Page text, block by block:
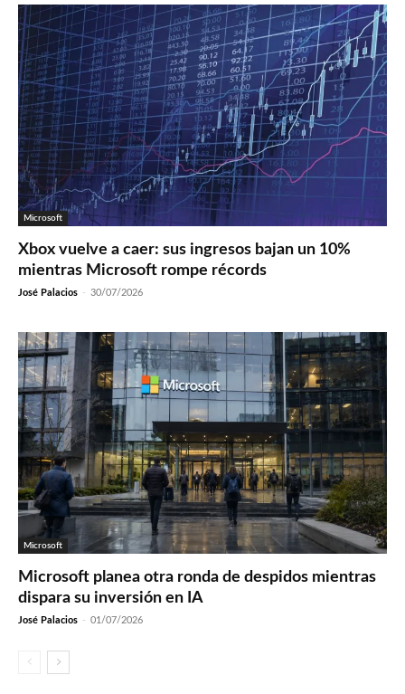
Microsoft
Xbox vuelve a caer: sus ingresos bajan un 10%
mientras Microsoft rompe récords
José Palacios - 30/07/2026
Microsoft
Microsoft planea otra ronda de despidos mientras
dispara su inversión en IA
José Palacios - 01/07/2026